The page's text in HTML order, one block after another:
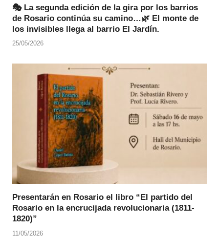
🎭 La segunda edición de la gira por los barrios
de Rosario continúa su camino…🌿 El monte de
los invisibles llega al barrio El Jardín.
25/05/2026
Presentarán en Rosario el libro “El partido del
Rosario en la encrucijada revolucionaria (1811-
1820)”
11/05/2026